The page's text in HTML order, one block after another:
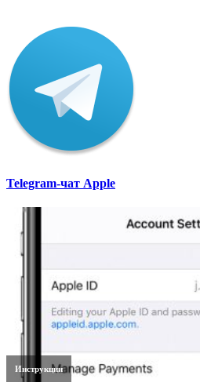
Telegram-чат Apple
Инструкции